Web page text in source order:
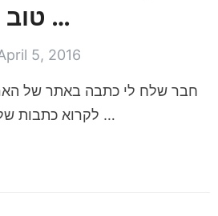
טוב …
5, 2016
חבר שלח לי כתבה באתר של
לקרוא כתבות של הארץ בלי לשלם מנוי …